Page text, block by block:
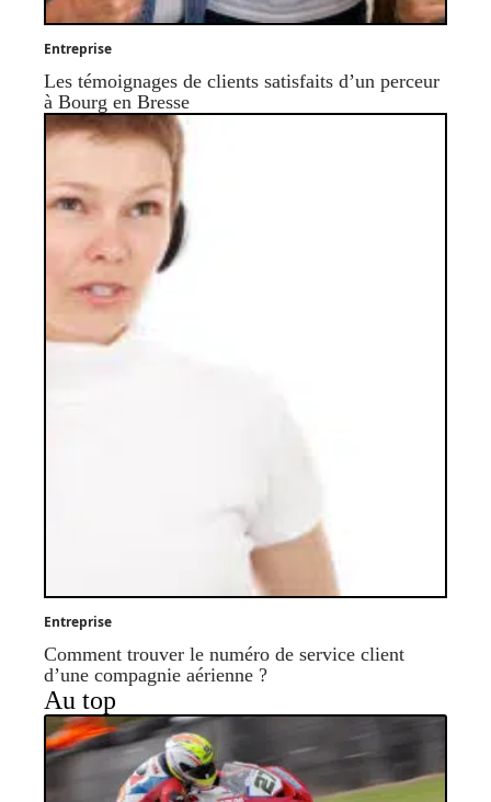
Entreprise
Les témoignages de clients satisfaits d’un perceur
à Bourg en Bresse
Entreprise
Comment trouver le numéro de service client
d’une compagnie aérienne ?
Au top